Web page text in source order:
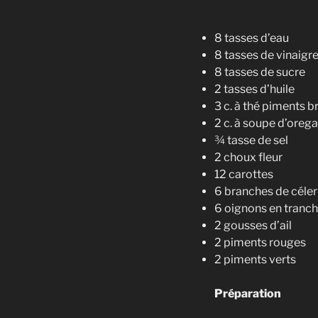
8 tasses d’eau
8 tasses de vinaigre
8 tasses de sucre
2 tasses d’huile
3 c. à thé piments
2 c. à soupe
¾ tasse de sel
2 choux fleur
12 carottes
6 branches de
6 oignons en
2 gousses d’ail
2 piments rouges
2 piments verts
Préparation